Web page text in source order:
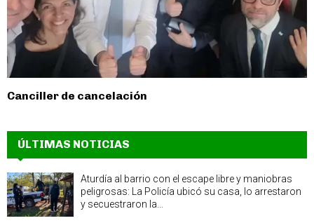
Canciller de cancelación
ÚLTIMAS NOTICIAS
Aturdía al barrio con el escape libre y maniobras
peligrosas: La Policía ubicó su casa, lo arrestaron
y secuestraron la...